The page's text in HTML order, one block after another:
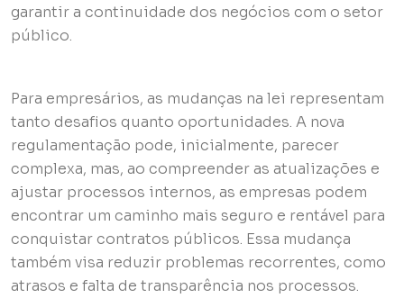
garantir a continuidade dos negócios com o setor
público.
Para empresários, as mudanças na lei representam
tanto desafios quanto oportunidades. A nova
regulamentação pode, inicialmente, parecer
complexa, mas, ao compreender as atualizações e
ajustar processos internos, as empresas podem
encontrar um caminho mais seguro e rentável para
conquistar contratos públicos. Essa mudança
também visa reduzir problemas recorrentes, como
atrasos e falta de transparência nos processos.